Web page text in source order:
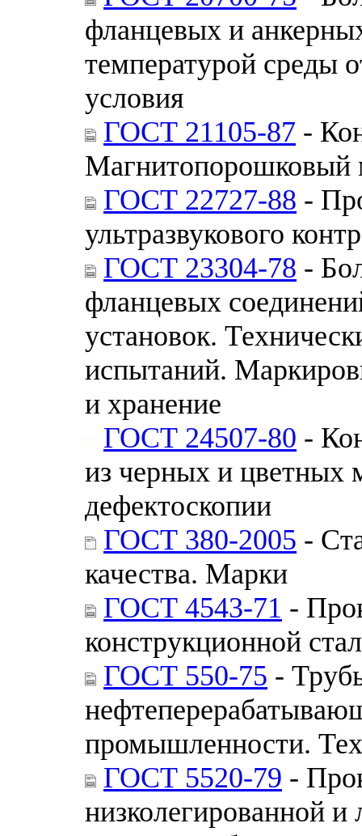
фланцевых и
температурой среды
условия
ГОСТ 21105-87 -
Магнитопорошковый
ГОСТ 22727-88 -
ультразвукового
ГОСТ 23304-78 -
фланцевых
установок.
испытаний.
и хранение
ГОСТ 24507-80 -
из черных и цветных
дефектоскопии
ГОСТ 380-2005 -
качества. Марки
ГОСТ 4543-71 -
конструкционной
ГОСТ 550-75 -
промышленности.
ГОСТ 5520-79 -
низколегированной и